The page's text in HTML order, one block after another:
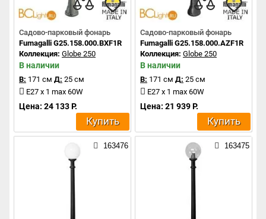
Садово-парковый фонарь
Fumagalli G25.158.000.BXF1R
Коллекция: Globe 250
В наличии
В: 171 см Д: 25 см
E27 x 1 max 60W
Цена: 24 133 Р.
Купить
Садово-парковый фонарь
Fumagalli G25.158.000.AZF1R
Коллекция: Globe 250
В наличии
В: 171 см Д: 25 см
E27 x 1 max 60W
Цена: 21 939 Р.
Купить
163476 163475